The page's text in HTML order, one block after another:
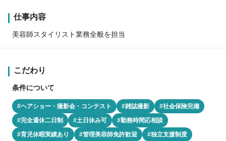
仕事内容
美容師スタイリスト業務全般を担当
こだわり
条件について
#ヘアショー・撮影会・コンテスト #雑誌撮影
#社会保険完備
#完全週休二日制
#土日休み可
#勤務時間応相談
#育児休暇実績あり
#管理美容師免許歓迎
#独立支援制度